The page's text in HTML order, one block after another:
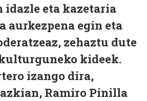
idazle eta kazetaria
aurkezpena egin eta
zehaztu dute
kideek.
izango dira,
Ramiro Pinilla